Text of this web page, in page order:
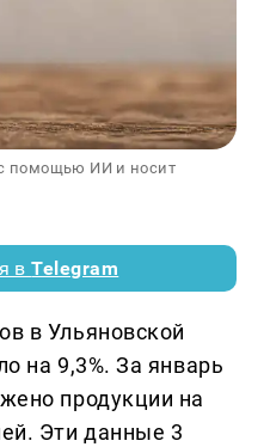
помощью ИИ и носит
вTelegram
в Ульяновской
на 9,3%. За январь
продукции на
Эти данные 3